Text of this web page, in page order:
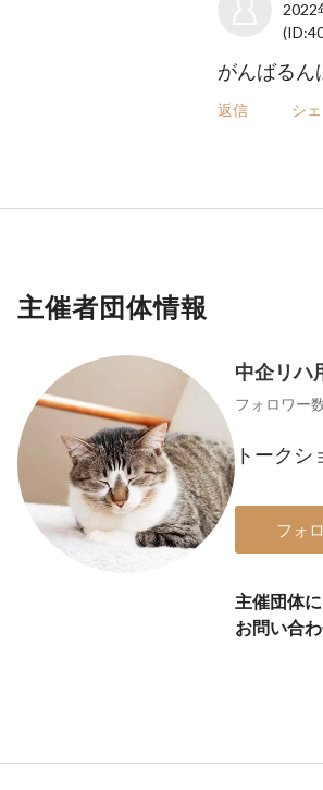
2022
がんばるん
返信 シ
主催者団体情報
中企リハ
フォロワー
トークシ
フォ
主催団体に
お問い合